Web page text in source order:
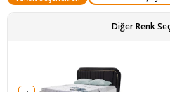
Diğer Renk